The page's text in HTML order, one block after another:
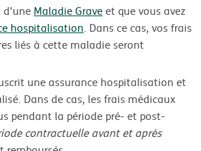
d'une Maladie Graveet que vous avez
hospitalisation. Dans ce cas, vos frais
liés à cette maladie seront
une assurance hospitalisation et
Dans de cas, les frais médicaux
pendant la période pré- et post-
contractuelle avant et après